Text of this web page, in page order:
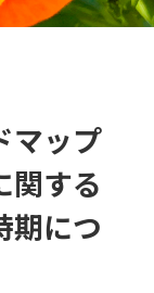
マップ
関する
期につ